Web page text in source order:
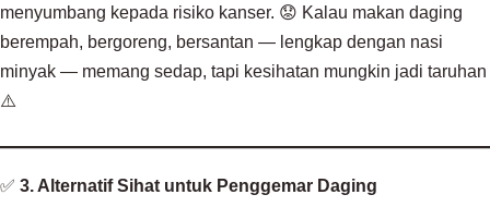
menyumbang kepada risiko kanser. 😟 Kalau makan daging
berempah, bergoreng, bersantan — lengkap dengan nasi
minyak — memang sedap, tapi kesihatan mungkin jadi taruhan
⚠️
✅ 3. Alternatif Sihat untuk Penggemar Daging